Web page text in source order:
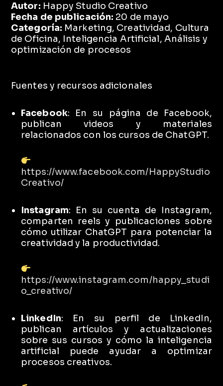
Autor: Happy Studio Creativo
Fecha de publicación: 20 de mayo
Categoría: Marketing, Creatividad, Cultura
de Oficina, Inteligencia Artificial, Análisis y
optimización de procesos
Fuentes y recursos adicionales
Facebook: En su página de Facebook,
publican videos y materiales
relacionados con los cursos de ChatGPT.
https://www.facebook.com/HappyStudio
Creativo/
Instagram: En su cuenta de Instagram,
comparten reels y publicaciones sobre
cómo utilizar ChatGPT para potenciar la
creatividad y la productividad.
https://www.instagram.com/happy_studi
o_creativo/
LinkedIn: En su perfil de LinkedIn,
publican artículos y actualizaciones
sobre sus cursos y cómo la inteligencia
artificial puede ayudar a optimizar
procesos creativos.